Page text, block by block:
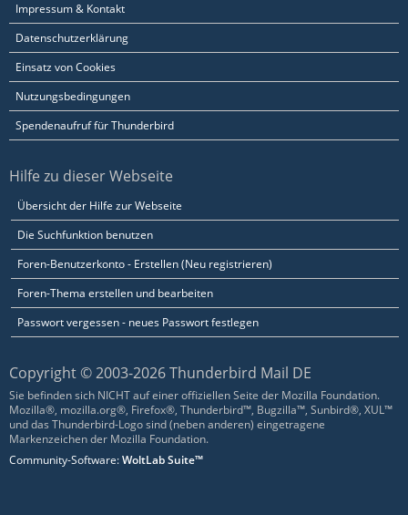
Impressum & Kontakt
Datenschutzerklärung
Einsatz von Cookies
Nutzungsbedingungen
Spendenaufruf für Thunderbird
Hilfe zu dieser Webseite
Übersicht der Hilfe zur Webseite
Die Suchfunktion benutzen
Foren-Benutzerkonto - Erstellen (Neu registrieren)
Foren-Thema erstellen und bearbeiten
Passwort vergessen - neues Passwort festlegen
Copyright © 2003-2026 Thunderbird Mail DE
Sie befinden sich NICHT auf einer offiziellen Seite der Mozilla Foundation.
Mozilla®, mozilla.org®, Firefox®, Thunderbird™, Bugzilla™, Sunbird®, XUL™
und das Thunderbird-Logo sind (neben anderen) eingetragene
Markenzeichen der Mozilla Foundation.
Community-Software:WoltLab Suite™